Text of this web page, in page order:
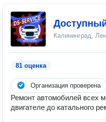
Калининград,
81 оценка
Организация проверена
Ремонт автомобилей всех
двигателе до катального